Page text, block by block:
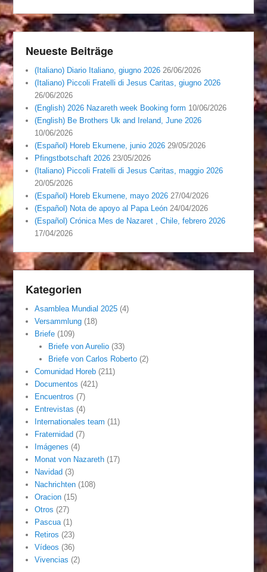
Neueste Beiträge
(Italiano) Diario Italiano, giugno 2026 26/06/2026
(Italiano) Piccoli Fratelli di Jesus Caritas, giugno 2026
26/06/2026
(English) 2026 Nazareth week Booking form 10/06/2026
(English) Be Brothers Uk and Ireland, June 2026
10/06/2026
(Español) Horeb Ekumene, junio 2026 29/05/2026
Pfingstbotschaft 2026 23/05/2026
(Italiano) Piccoli Fratelli di Jesus Caritas, maggio 2026
20/05/2026
(Español) Horeb Ekumene, mayo 2026 27/04/2026
(Español) Nota de apoyo al Papa León 24/04/2026
(Español) Crónica Mes de Nazaret , Chile, febrero 2026
17/04/2026
Kategorien
Asamblea Mundial 2025 (4)
Versammlung (18)
Briefe (109)
Briefe von Aurelio(33)
Briefe von Carlos Roberto(2)
Comunidad Horeb (211)
Documentos (421)
Encuentros (7)
Entrevistas (4)
Internationales team (11)
Fraternidad (7)
Imágenes (4)
Monat von Nazareth (17)
Navidad (3)
Nachrichten (108)
Oracion (15)
Otros (27)
Pascua (1)
Retiros (23)
Vídeos (36)
Vivencias (2)